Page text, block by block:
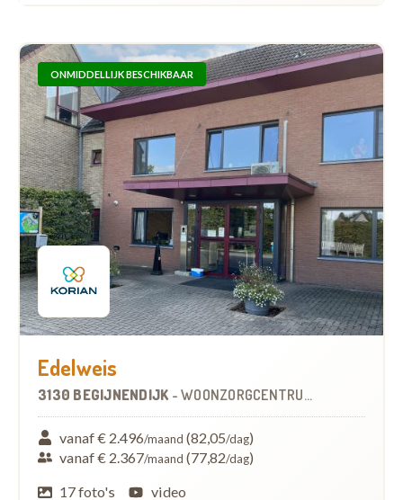
ONMIDDELLIJK BESCHIKBAAR
Edelweis
3130 BEGIJNENDIJK - WOONZORGCENTRUM (WZC)
vanaf € 2.496/maand (82,05/dag)
vanaf € 2.367/maand (77,82/dag)
17 foto's
video